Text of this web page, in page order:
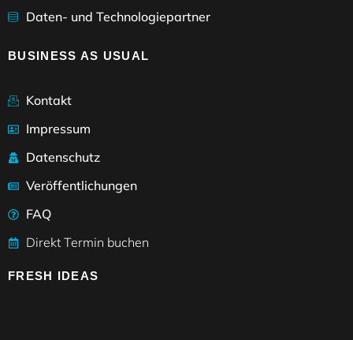
Daten- und Technologiepartner
BUSINESS AS USUAL
Kontakt
Impressum
Datenschutz
Veröffentlichungen
FAQ
Direkt Termin buchen
FRESH IDEAS